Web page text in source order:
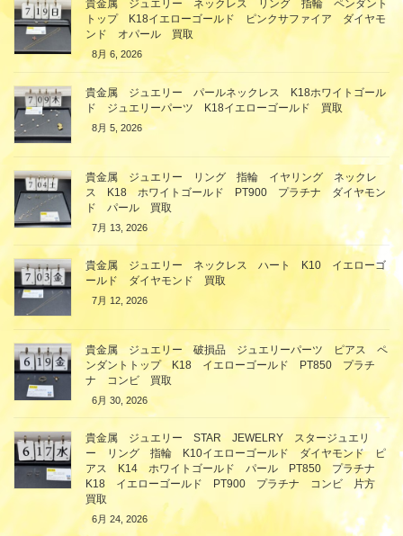
貴金属 ジュエリー ネックレス リング 指輪 ペンダント
トップ K18イエローゴールド ピンクサファイア ダイヤモ
ンド オパール 買取
8月 6, 2026
貴金属 ジュエリー パールネックレス K18ホワイトゴール
ド ジュエリーパーツ K18イエローゴールド 買取
8月 5, 2026
貴金属 ジュエリー リング 指輪 イヤリング ネックレ
ス K18 ホワイトゴールド PT900 プラチナ ダイヤモン
ド パール 買取
7月 13, 2026
貴金属 ジュエリー ネックレス ハート K10 イエローゴ
ールド ダイヤモンド 買取
7月 12, 2026
貴金属 ジュエリー 破損品 ジュエリーパーツ ピアス ペ
ンダントトップ K18 イエローゴールド PT850 プラチ
ナ コンビ 買取
6月 30, 2026
貴金属 ジュエリー STAR JEWELRY スタージュエリ
ー リング 指輪 K10イエローゴールド ダイヤモンド ピ
アス K14 ホワイトゴールド パール PT850 プラチナ
K18 イエローゴールド PT900 プラチナ コンビ 片方
買取
6月 24, 2026